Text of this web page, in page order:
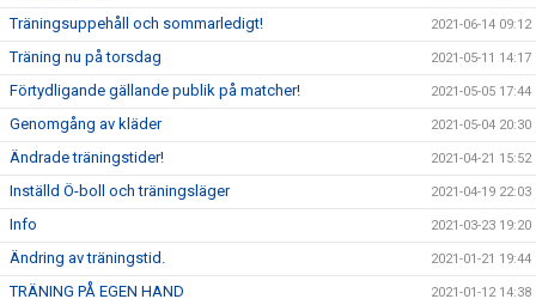
Träningsuppehåll och sommarledigt! 2021-06-14 09:12
Träning nu på torsdag 2021-05-11 14:17
Förtydligande gällande publik på matcher! 2021-05-05 17:44
Genomgång av kläder 2021-05-04 20:30
Ändrade träningstider! 2021-04-21 15:52
Inställd Ö-boll och träningsläger 2021-04-19 22:03
Info 2021-03-23 19:20
Ändring av träningstid. 2021-01-21 19:44
TRÄNING PÅ EGEN HAND 2021-01-12 14:38